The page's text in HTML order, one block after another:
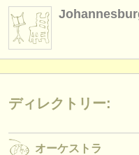
ディレクトリー:
オーケストラ